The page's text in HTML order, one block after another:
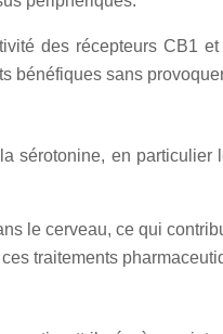
des récepteurs CB1
bénéfiques sans
sérotonine, en
le cerveau, ce qui
traitements